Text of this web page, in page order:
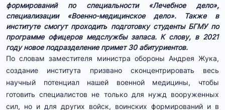
формирований по специальности «Лечебное дело»,
специализации «Военно-медицинское дело». Также в
институте смогут проходить подготовку студенты БГМУ по
программе офицеров медслужбы запаса. К слову, в 2021
году новое подразделение примет 30 абитуриентов.
По словам заместителя министра обороны Андрея Жука,
создание института призвано сконцентрировать весь
научный потенциал нашей военной медицины, чтобы
готовить специалистов не только для нужд вооруженных
сил, но и для других войск, воинских формирований и в